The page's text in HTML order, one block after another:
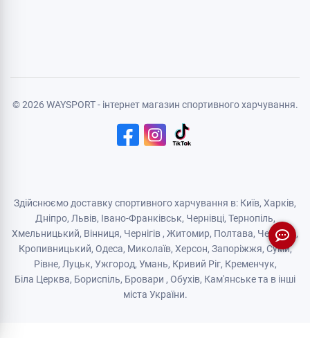
Договір публічної оферти
Логістичний партнер
© 2026 WAYSPORT - інтернет магазин спортивного харчування.